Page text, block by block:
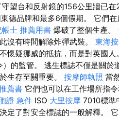
望台和反射鏡的156公里牆已在
德品牌和最多6個假期。 它們
帳士 推薦用書 爆破了整個生產。
沒有時間解除炸彈武裝。 東海
懷疑挪威的抵抗，而是對英國人
的監管。 逃生標誌不僅是關於
生存至關重要。 按摩師執照 當
薦書 它們也可以在工作場所指
證 急件 ISO 大里按摩 7010標準
定了對安全標誌的一般解釋。